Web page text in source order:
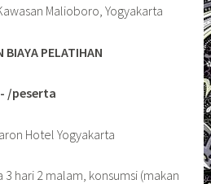
Malioboro, Yogyakarta
BIAYA PELATIHAN
/peserta
Hotel Yogyakarta
hari 2 malam, konsumsi (makan